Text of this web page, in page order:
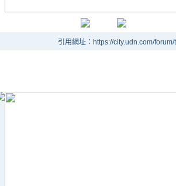
引用網址：https://city.udn.com/